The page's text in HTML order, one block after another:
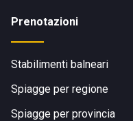
Prenotazioni
Stabilimenti balneari
Spiagge per regione
Spiagge per provincia